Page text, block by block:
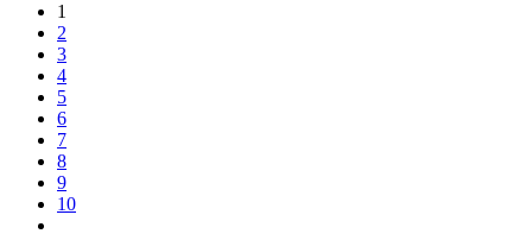
1
2
3
4
5
6
7
8
9
10